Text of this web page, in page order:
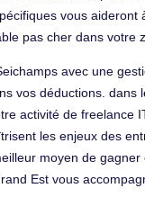
vous
pas cher dans votre
avec une
vos déductions.
activité de
les enjeux des
moyen de
Est vous